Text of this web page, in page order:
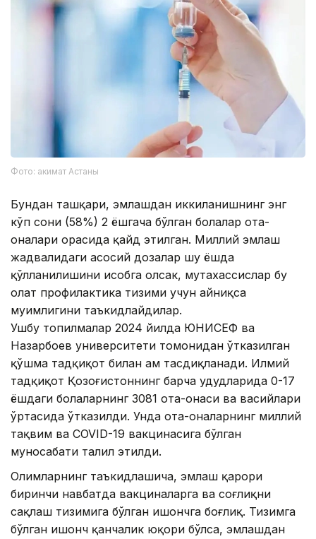
Фото: акимат Астаны
Бундан ташқари, эмлашдан иккиланишнинг энг
кўп сони (58%) 2 ёшгача бўлган болалар ота-
оналари орасида қайд этилган. Миллий эмлаш
жадвалидаги асосий дозалар шу ёшда
қўлланилишини ҳисобга олсак, мутахассислар бу
ҳолат профилактика тизими учун айниқса
муҳимлигини таъкидлайдилар.
Ушбу топилмалар 2024 йилда ЮНИCЕФ ва
Назарбоев университети томонидан ўтказилган
қўшма тадқиқот билан ҳам тасдиқланади. Илмий
тадқиқот Қозоғистоннинг барча ҳудудларида 0-17
ёшдаги болаларнинг 3081 ота-онаси ва васийлари
ўртасида ўтказилди. Унда ота-оналарнинг миллий
тақвим ва COVID-19 вакцинасига бўлган
муносабати таҳлил этилди.
Олимларнинг таъкидлашича, эмлаш қарори
биринчи навбатда вакциналарга ва соғлиқни
сақлаш тизимига бўлган ишончга боғлиқ. Тизимга
бўлган ишонч қанчалик юқори бўлса, эмлашдан